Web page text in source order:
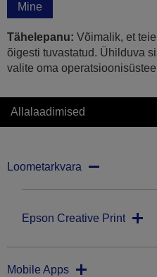
Mine
Tähelepanu: Võimalik, et
õigesti tuvastatud. Ühilduva
valite oma
Allalaadimised
Loometarkvara
Epson Creative Print
Mobile Apps